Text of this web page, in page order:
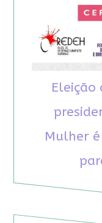
Eleição
Mulher